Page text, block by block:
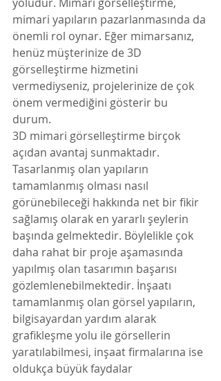
mimari yapıların pazarlanmasında da
önemli rol oynar. Eğer mimarsanız,
henüz müşterinize de 3D
görselleştirme hizmetini
vermediyseniz, projelerinize de çok
önem vermediğini gösterir bu
durum.
3D mimari görselleştirme birçok
açıdan avantaj sunmaktadır.
Tasarlanmış olan yapıların
tamamlanmış olması nasıl
görünebileceği hakkında net bir fikir
sağlamış olarak en yararlı şeylerin
başında gelmektedir. Böylelikle çok
daha rahat bir proje aşamasında
yapılmış olan tasarımın başarısı
gözlemlenebilmektedir. İnşaatı
tamamlanmış olan görsel yapıların,
bilgisayardan yardım alarak
grafikleşme yolu ile görsellerin
yaratılabilmesi, inşaat firmalarına ise
oldukça büyük faydalar